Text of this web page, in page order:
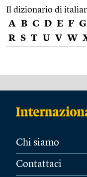
Il dizionario di
A B C D E F G
R S T U V W
Chi siamo
Contattaci